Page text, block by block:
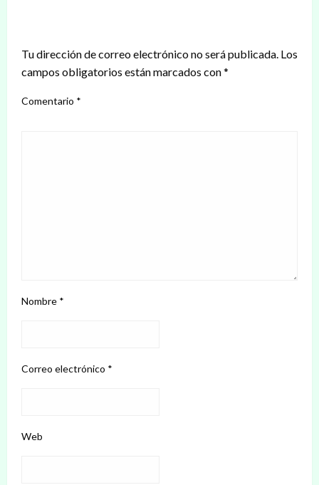
Tu dirección de correo electrónico no será publicada. Los
campos obligatorios están marcados con*
Comentario *
Nombre *
Correo electrónico *
Web